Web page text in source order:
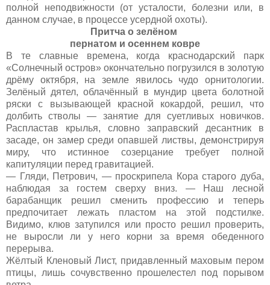
полной неподвижности (от усталости, болезни или, в
данном случае, в процессе усердной охоты).
Притча о зелёном
пернатом и осеннем ковре
В те славные времена, когда краснодарский парк
«Солнечный остров» окончательно погрузился в золотую
дрёму октября, на земле явилось чудо орнитологии.
Зелёный дятел, облачённый в мундир цвета болотной
ряски с вызывающей красной кокардой, решил, что
долбить стволы — занятие для суетливых новичков.
Распластав крылья, словно заправский десантник в
засаде, он замер среди опавшей листвы, демонстрируя
миру, что истинное созерцание требует полной
капитуляции перед гравитацией.
— Гляди, Петрович, — проскрипела Кора старого дуба,
наблюдая за гостем сверху вниз. — Наш лесной
барабанщик решил сменить профессию и теперь
предпочитает лежать пластом на этой подстилке.
Видимо, клюв затупился или просто решил проверить,
не выросли ли у него корни за время обеденного
перерыва.
Жёлтый Кленовый Лист, придавленный маховым пером
птицы, лишь сочувственно прошелестел под порывом